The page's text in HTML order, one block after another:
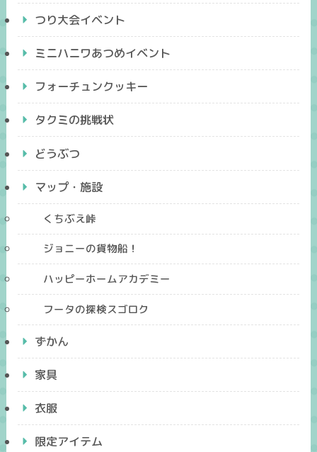
つり大会イベント
ミニハニワあつめイベント
フォーチュンクッキー
タクミの挑戦状
どうぶつ
マップ・施設
くちぶえ峠
ジョニーの貨物船！
ハッピーホームアカデミー
フータの探検スゴロク
ずかん
家具
衣服
限定アイテム